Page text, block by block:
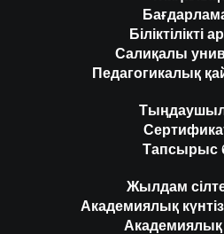
Біліктілікті
Салиқалы
Педагогикалық
Тапсырыс
Жылдам
Академиялық
Академиялық